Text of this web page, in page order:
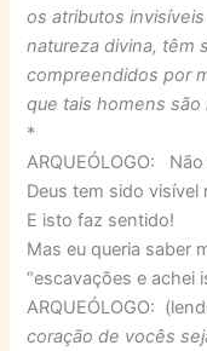
os atributos
natureza divina, têm
compreendidos por
que tais homens são
*
ARQUEÓLOGO:
Deus tem sido
E isto faz sentido!
Mas eu queria saber
“escavações e achei
ARQUEÓLOGO:
coração de vocês